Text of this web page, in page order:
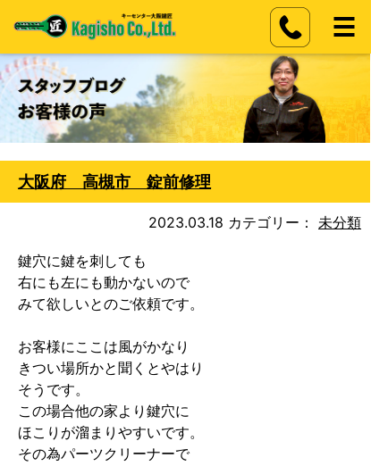
大阪府 高槻市 錠前修理
2023.03.18 カテゴリー： 未分類
鍵穴に鍵を刺しても
右にも左にも動かないので
みて欲しいとのご依頼です。
お客様にここは風がかなり
きつい場所かと聞くとやはり
そうです。
この場合他の家より鍵穴に
ほこりが溜まりやすいです。
その為パーツクリーナーで